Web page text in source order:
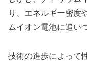
り、エネルギー密度
ムイオン電池に追い
技術の進歩によって